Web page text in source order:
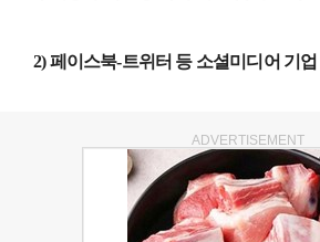
2) 페이스북-트위터 등 소셜미디어 기
ADVERTISEMENT